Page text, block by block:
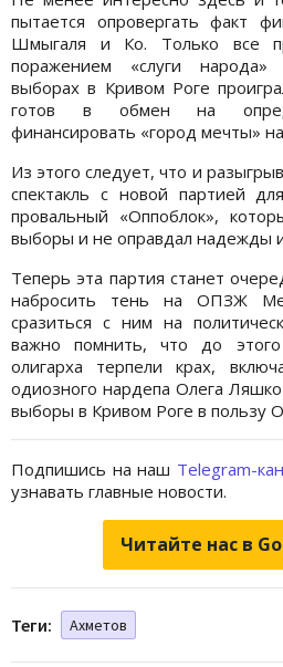
пытается опровергать факт
Шмыгаля и Ко. Только все
поражением «слуги
выборах в Кривом Роге
готов в обмен на
финансировать «город мечты»
Из этого следует, что и
спектакль с новой партией
провальный «Оппоблок»,
выборы и не оправдал надежды
Теперь эта партия станет
набросить тень на ОПЗЖ
сразиться с ним на
важно помнить, что до
олигарха терпели крах,
одиозного нардепа Олега
выборы в Кривом Роге в пользу
Подпишись на наш Telegram-
узнавать главные новости.
Читайте нас в
Теги: Ахметов